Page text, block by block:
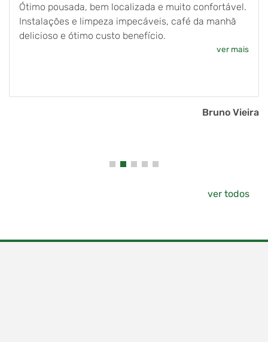
Ótimo pousada, bem localizada e muito confortável.
Instalações e limpeza impecáveis, café da manhã
delicioso e ótimo custo benefício.
ver mais
Bruno Vieira
ver todos